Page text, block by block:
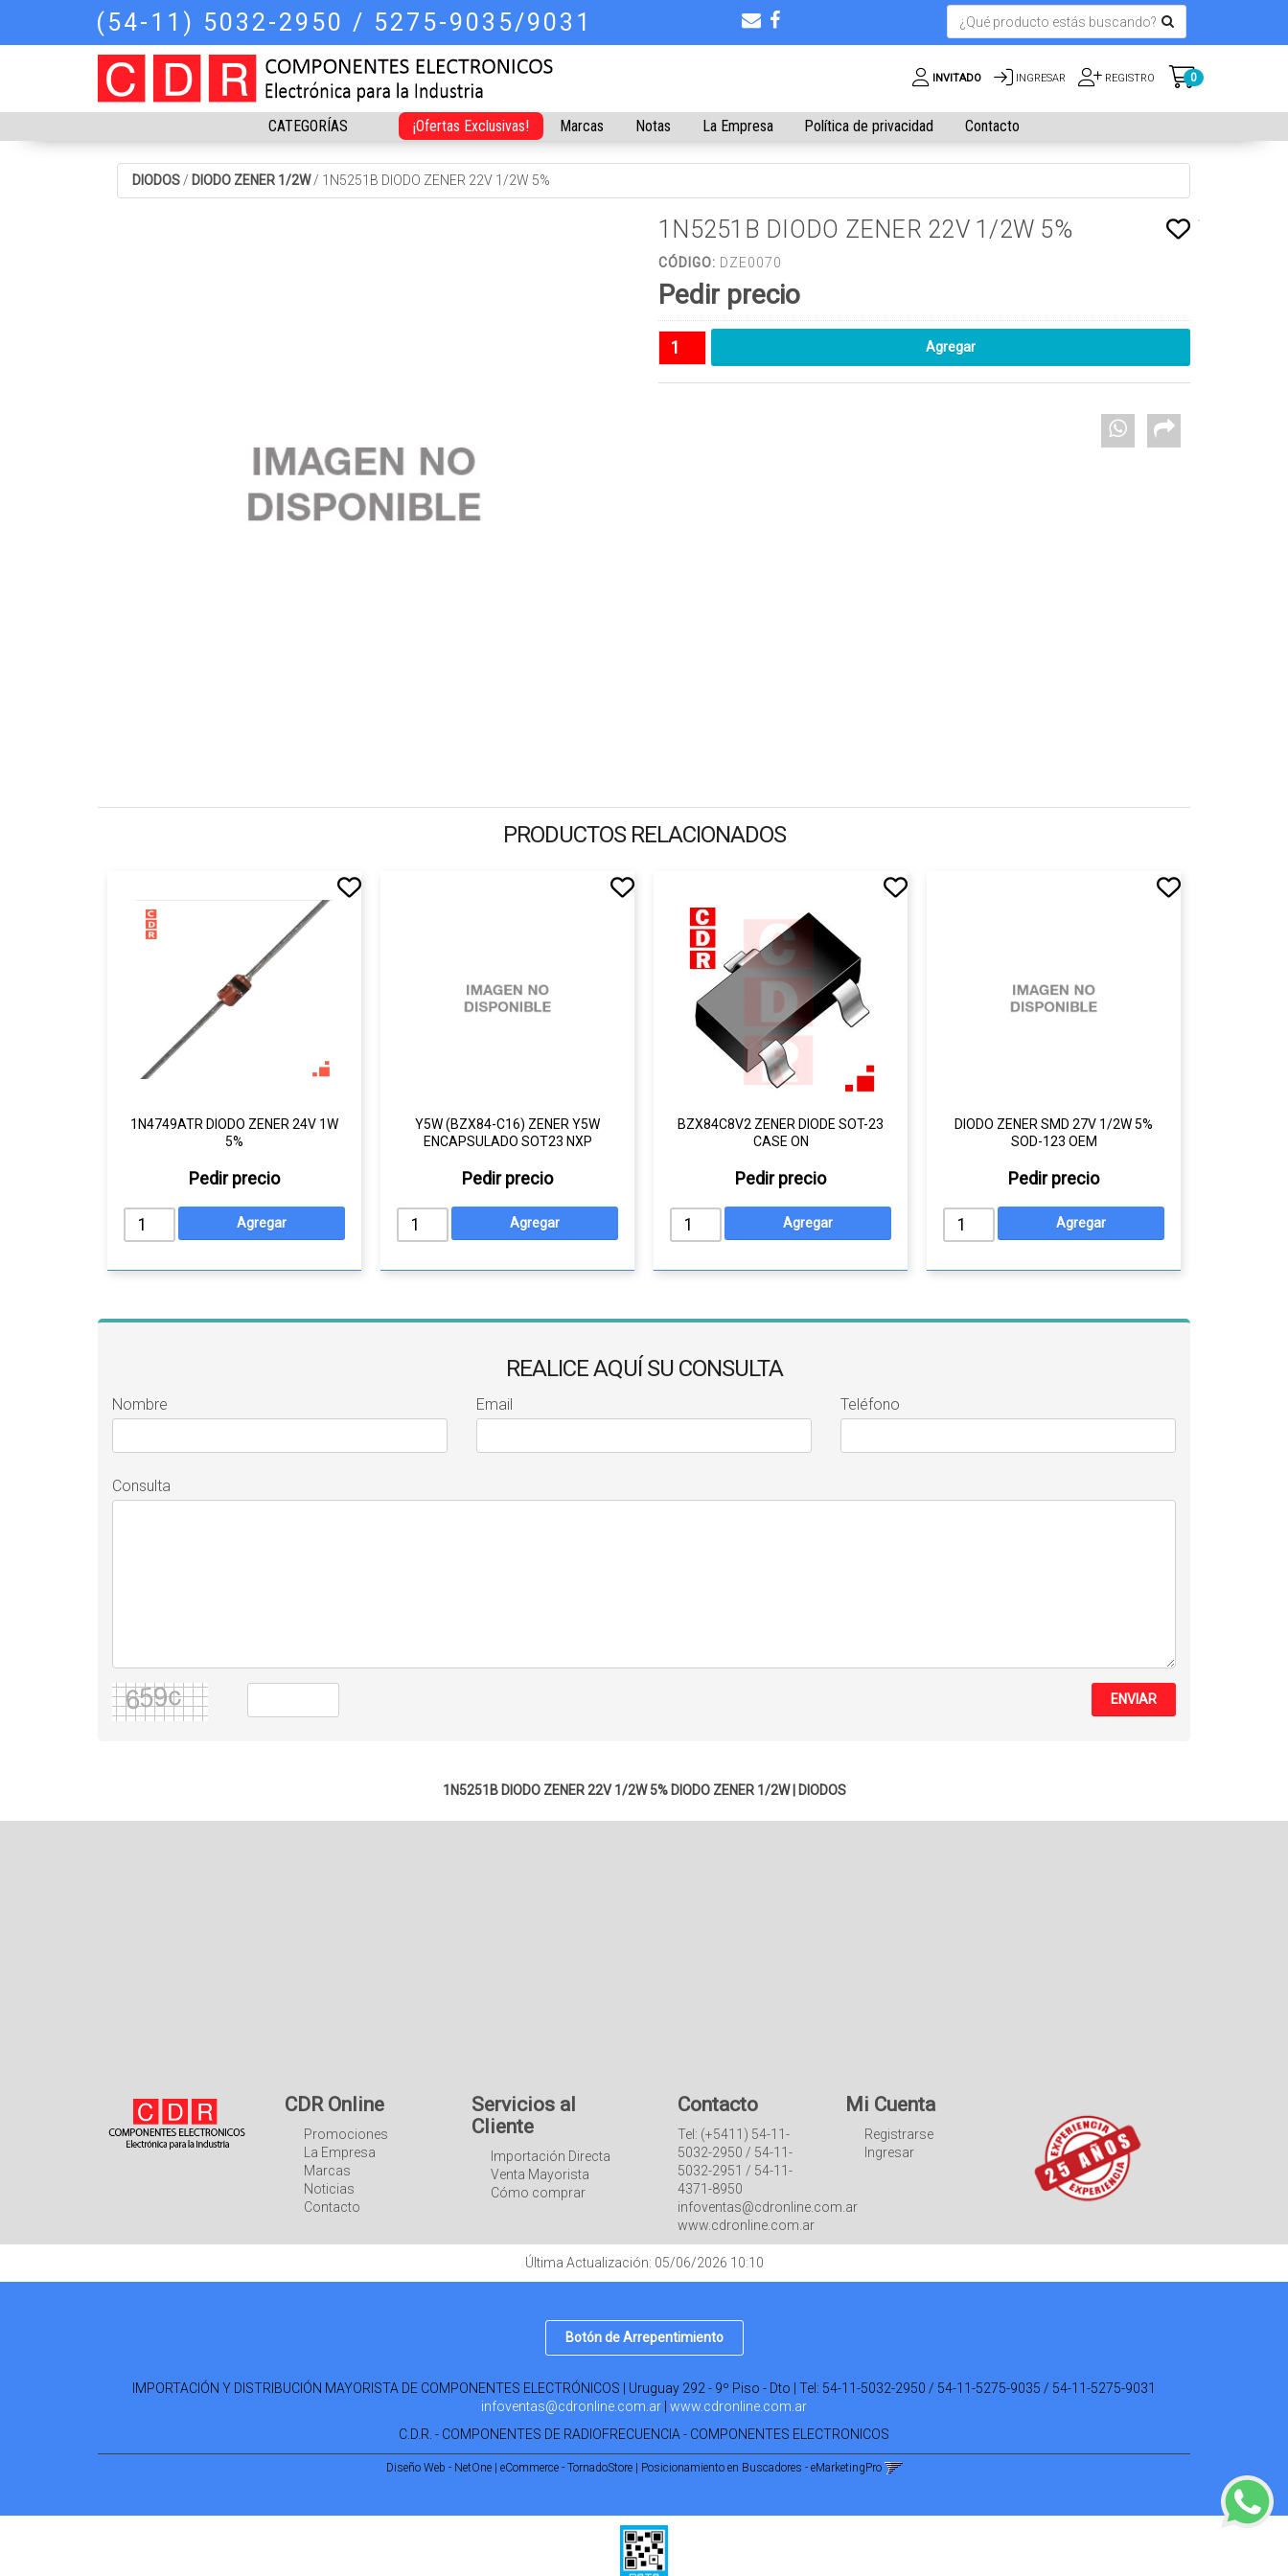
(54-11) 5032-2950 / 5275-9035/9031
INVITADO INGRESAR REGISTRO 0
CATEGORÍAS ¡Ofertas Exclusivas! Marcas Notas La Empresa Política de privacidad Contacto
DIODOS / DIODO ZENER 1/2W / 1N5251B DIODO ZENER 22V 1/2W 5%
1N5251B DIODO ZENER 22V 1/2W 5%
CÓDIGO: DZE0070
Pedir precio
PRODUCTOS RELACIONADOS
1N4749ATR DIODO ZENER 24V 1W
5%
Pedir precio
Y5W (BZX84-C16) ZENER Y5W
ENCAPSULADO SOT23 NXP
Pedir precio
BZX84C8V2 ZENER DIODE SOT-23
CASE ON
Pedir precio
DIODO ZENER SMD 27V 1/2W 5%
SOD-123 OEM
Pedir precio
REALICE AQUÍ SU CONSULTA
Nombre Email Teléfono
Consulta
ENVIAR
1N5251B DIODO ZENER 22V 1/2W 5% DIODO ZENER 1/2W| DIODOS
CDR Online
Promociones
La Empresa
Marcas
Noticias
Contacto
Servicios al
Cliente
Importación Directa
Venta Mayorista
Cómo comprar
Contacto
Tel: (+5411) 54-11-
5032-2950 / 54-11-
5032-2951 / 54-11-
4371-8950
infoventas@cdronline.com.ar
www.cdronline.com.ar
Mi Cuenta
Registrarse
Ingresar
Última Actualización: 05/06/2026 10:10
Botón de Arrepentimiento
IMPORTACIÓN Y DISTRIBUCIÓN MAYORISTA DE COMPONENTES ELECTRÓNICOS | Uruguay 292 - 9º Piso - Dto | Tel: 54-11-5032-2950 / 54-11-5275-9035 / 54-11-5275-9031
infoventas@cdronline.com.ar www.cdronline.com.ar
C.D.R. - COMPONENTES DE RADIOFRECUENCIA - COMPONENTES ELECTRONICOS
Diseño Web - NetOne| eCommerce - TornadoStore| Posicionamiento en Buscadores - eMarketingPro